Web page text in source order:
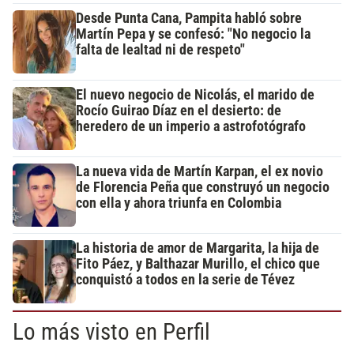
Desde Punta Cana, Pampita habló sobre
Martín Pepa y se confesó: "No negocio la
falta de lealtad ni de respeto"
El nuevo negocio de Nicolás, el marido de
Rocío Guirao Díaz en el desierto: de
heredero de un imperio a astrofotógrafo
La nueva vida de Martín Karpan, el ex novio
de Florencia Peña que construyó un negocio
con ella y ahora triunfa en Colombia
La historia de amor de Margarita, la hija de
Fito Páez, y Balthazar Murillo, el chico que
conquistó a todos en la serie de Tévez
Lo más visto en Perfil